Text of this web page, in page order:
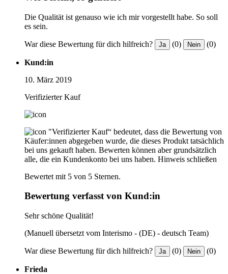
Die Qualität ist genauso wie ich mir vorgestellt habe. So soll
es sein.
War diese Bewertung für dich hilfreich? Ja (0) Nein (0)
Kund:in
10. März 2019
Verifizierter Kauf
"Verifizierter Kauf“ bedeutet, dass die Bewertung von
Käufer:innen abgegeben wurde, die dieses Produkt tatsächlich
bei uns gekauft haben. Bewerten können aber grundsätzlich
alle, die ein Kundenkonto bei uns haben. Hinweis schließen
Bewertet mit 5 von 5 Sternen.
Bewertung verfasst von Kund:in
Sehr schöne Qualität!
(Manuell übersetzt vom Interismo - (DE) - deutsch Team)
War diese Bewertung für dich hilfreich? Ja (0) Nein (0)
Frieda